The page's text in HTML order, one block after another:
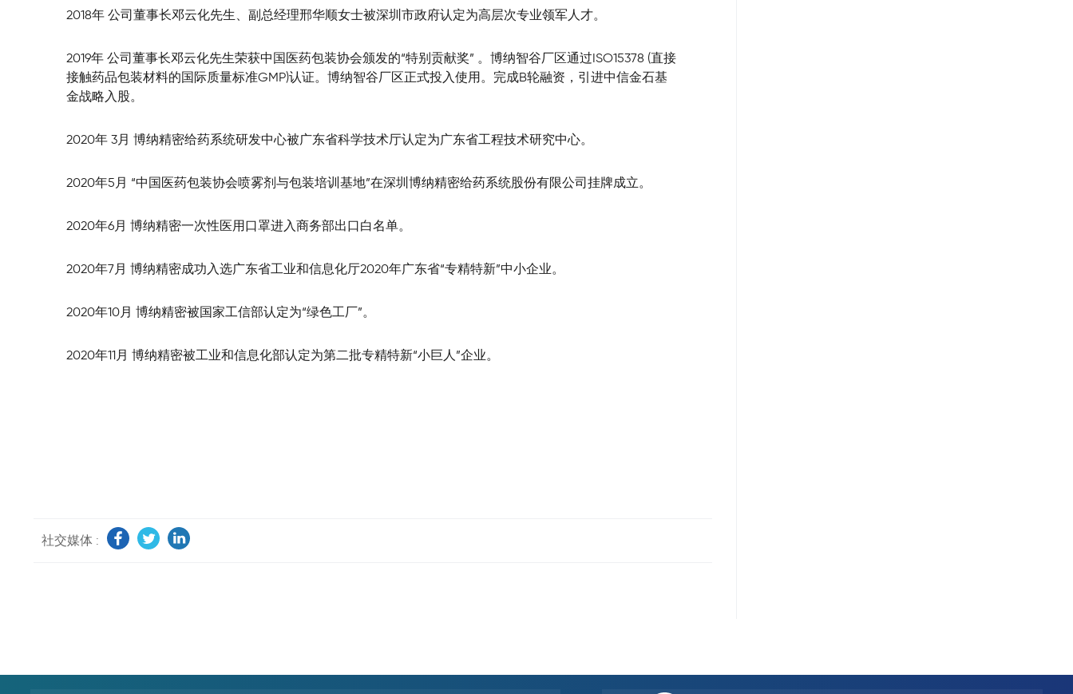
2018年 公司董事长邓云化先生、副总经理邢华顺女士被深圳市政府认定为高层次专业领军人才。
2019年 公司董事长邓云化先生荣获中国医药包装协会颁发的“特别贡献奖” 。博纳智谷厂区通过ISO15378 (直接
接触药品包装材料的国际质量标准GMP)认证。博纳智谷厂区正式投入使用。完成B轮融资，引进中信金石基
金战略入股。
2020年 3月 博纳精密给药系统研发中心被广东省科学技术厅认定为广东省工程技术研究中心。
2020年5月 “中国医药包装协会喷雾剂与包装培训基地”在深圳博纳精密给药系统股份有限公司挂牌成立。
2020年6月 博纳精密一次性医用口罩进入商务部出口白名单。
2020年7月 博纳精密成功入选广东省工业和信息化厅2020年广东省“专精特新”中小企业。
2020年10月 博纳精密被国家工信部认定为“绿色工厂”。
2020年11月 博纳精密被工业和信息化部认定为第二批专精特新“小巨人”企业。
社交媒体 :